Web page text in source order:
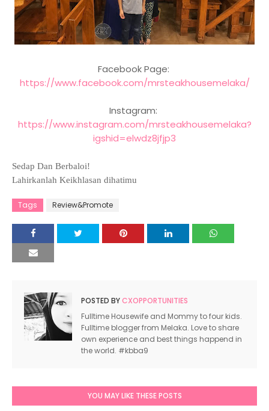
Facebook Page:
https://www.facebook.com/mrsteakhousemelaka/
Instagram:
https://www.instagram.com/mrsteakhousemelaka?
igshid=elwdz8jfjp3
Sedap Dan Berbaloi!
Lahirkanlah Keikhlasan dihatimu
Tags Review&Promote
POSTED BYCXOPPORTUNITIES
Fulltime Housewife and Mommy to four kids.
Fulltime blogger from Melaka. Love to share
own experience and best things happend in
the world. #kbba9
YOU MAY LIKE THESE POSTS